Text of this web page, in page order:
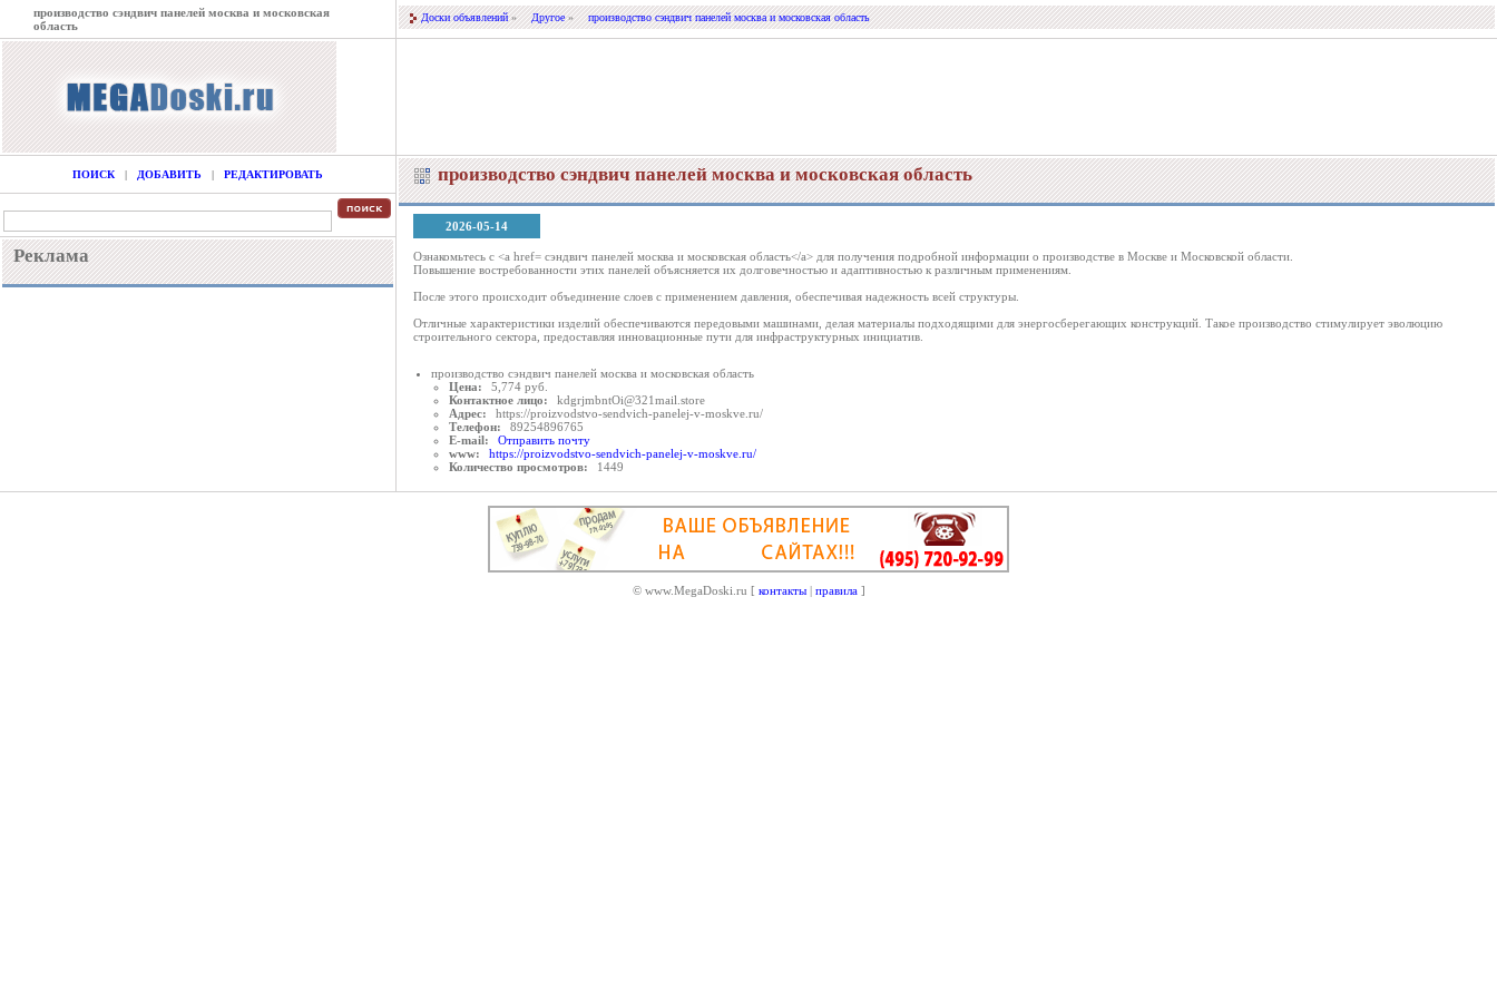
производство сэндвич панелей москва и московская
область
Доски объявлений» Другое» производство сэндвич панелей москва и московская область
ПОИСК | ДОБАВИТЬ | РЕДАКТИРОВАТЬ
Реклама
производство сэндвич панелей москва и московская область
2026-05-14
Ознакомьтесь с <a href= сэндвич панелей москва и московская область</a> для получения подробной информации о производстве в Москве и Московской области.
Повышение востребованности этих панелей объясняется их долговечностью и адаптивностью к различным применениям.
После этого происходит объединение слоев с применением давления, обеспечивая надежность всей структуры.
Отличные характеристики изделий обеспечиваются передовыми машинами, делая материалы подходящими для энергосберегающих конструкций. Такое производство стимулирует эволюцию
строительного сектора, предоставляя инновационные пути для инфраструктурных инициатив.
производство сэндвич панелей москва и московская область
Цена:
5,774 руб.
Контактное лицо:
kdgrjmbntOi@321mail.store
Адрес:
https://proizvodstvo-sendvich-panelej-v-moskve.ru/
Телефон:
89254896765
E-mail:
Отправить почту
www:
https://proizvodstvo-sendvich-panelej-v-moskve.ru/
Количество просмотров:
1449
© www.MegaDoski.ru [ контакты| правила]